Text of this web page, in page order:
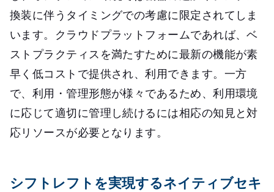
換装に伴うタイミングでの考慮に限定されてしま
います。クラウドプラットフォームであれば、ベ
ストプラクティスを満たすために最新の機能が素
早く低コストで提供され、利用できます。一方
で、利用・管理形態が様々であるため、利用環境
に応じて適切に管理し続けるには相応の知見と対
応リソースが必要となります。
シフトレフトを実現するネイティブセキ